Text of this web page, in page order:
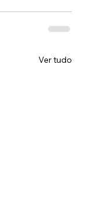
Ver tudo